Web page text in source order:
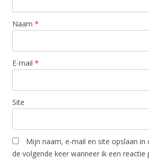
Naam *
E-mail *
Site
Mijn naam, e-mail en site opslaan
de volgende keer wanneer ik een reactie